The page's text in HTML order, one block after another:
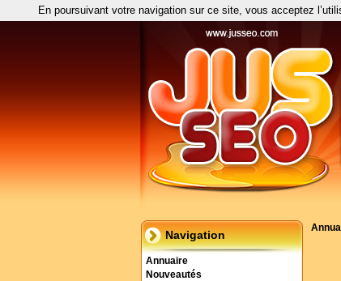
Navigation
Annuaire
Nouveautés
En poursuivant votre navigation sur ce site, vous acceptez